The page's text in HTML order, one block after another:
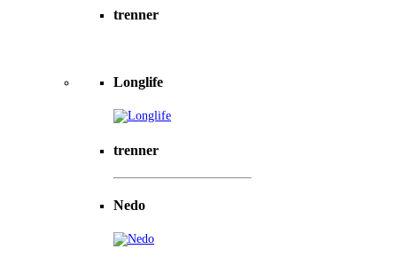
trenner
Longlife
trenner
Nedo